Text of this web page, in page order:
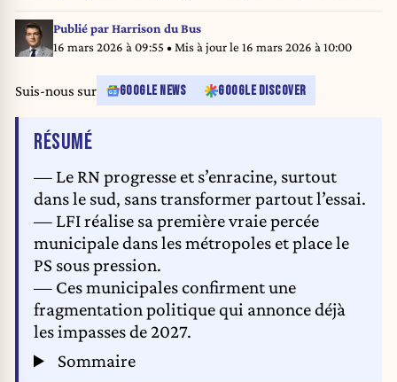
Fleury les Aubrais in Loiret in France on March 15, 2026. The scene focuses
on the gesture of casting a vote at the ballot box. Un electeur glisse une
enveloppe dans une urne transparente marquee No 5 a l interieur d un
Aubrais dans le Loiret en France le 15 Mars 2026. La scene se concentre
sur le geste de deposer un bulletin dans l urne.
Publié parHarrison du Bus
16 mars 2026 à 09:55 • Mis à jour le 16 mars 2026 à 10:00
Suis-nous sur GOOGLE NEWS GOOGLE DISCOVER
RÉSUMÉDE L'ARTICLE
— Le RN progresse et s’enracine, surtout
dans le sud, sans transformer partout l’essai.
— LFI réalise sa première vraie percée
municipale dans les métropoles et place le
PS sous pression.
— Ces municipales confirment une
fragmentation politique qui annonce déjà
les impasses de 2027.
Sommaire